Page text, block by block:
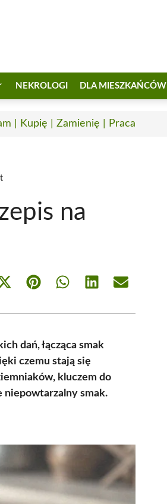
NEKROLOGI DLA MIESZKAŃCÓW
| Kupię | Zamienię | Praca
na
Share
(Twitter)
Share Share Share Share
dań, łącząca smak
czemu stają się
kluczem do
niepowtarzalny smak.